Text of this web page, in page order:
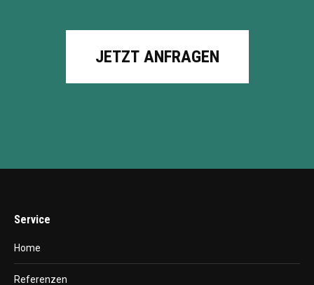
JETZT ANFRAGEN
Service
Home
Referenzen